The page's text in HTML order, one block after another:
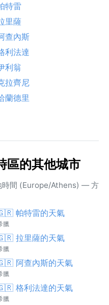
特雷
里薩
查內斯
利法達
利翁
拉齊尼
蘭德里
區的其他城市
時間 (Europe/Athens) — 方
帕特雷的天氣
臘
拉里薩的天氣
臘
阿查內斯的天氣
臘
格利法達的天氣
臘